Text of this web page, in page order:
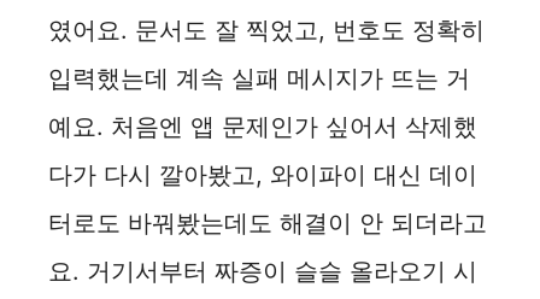
였어요. 문서도 잘 찍었고, 번호도 정확히
입력했는데 계속 실패 메시지가 뜨는 거
예요. 처음엔 앱 문제인가 싶어서 삭제했
다가 다시 깔아봤고, 와이파이 대신 데이
터로도 바꿔봤는데도 해결이 안 되더라고
요. 거기서부터 짜증이 슬슬 올라오기 시